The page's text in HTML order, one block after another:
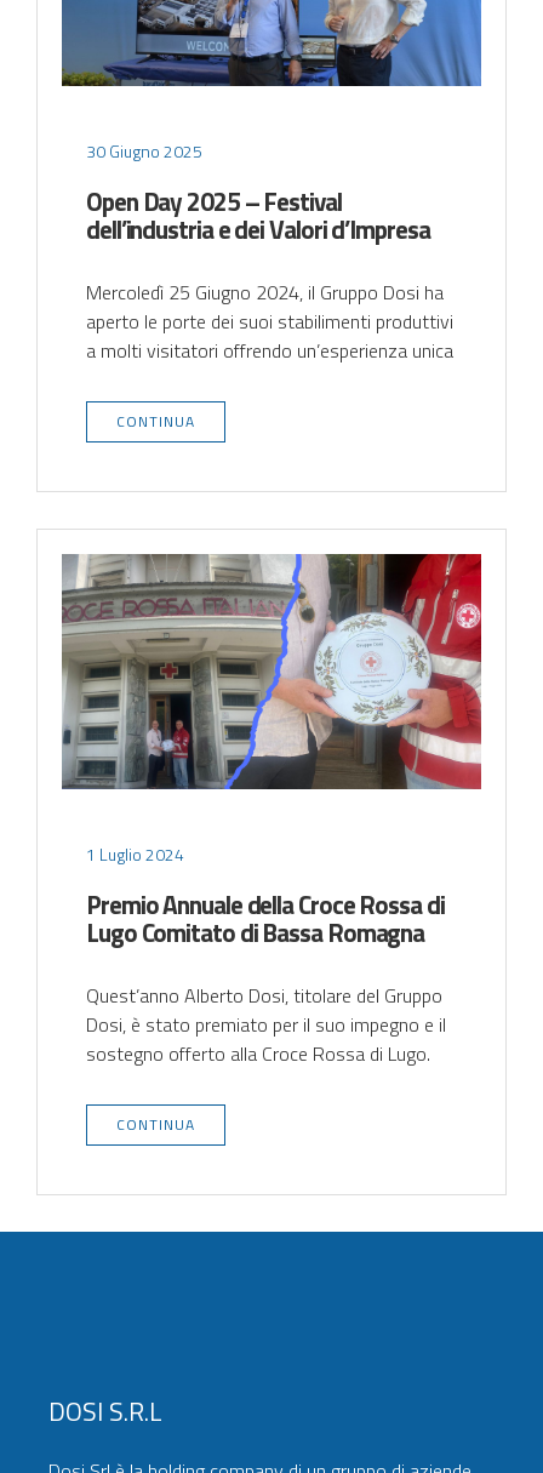
30 Giugno 2025
Open Day 2025 – Festival
dell’industria e dei Valori d’Impresa
Mercoledì 25 Giugno 2024, il Gruppo Dosi ha
aperto le porte dei suoi stabilimenti produttivi
a molti visitatori offrendo un’esperienza unica
CONTINUA
1 Luglio 2024
Premio Annuale della Croce Rossa di
Lugo Comitato di Bassa Romagna
Quest’anno Alberto Dosi, titolare del Gruppo
Dosi, è stato premiato per il suo impegno e il
sostegno offerto alla Croce Rossa di Lugo.
CONTINUA
DOSI S.r.l